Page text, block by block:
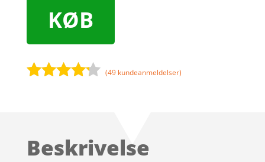
KØB
på
(49 kundeanmeldelser)
Beskrivelse